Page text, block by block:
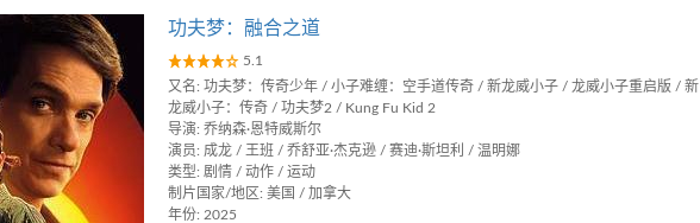
功夫梦：融合之道
5.1
又名: 功夫梦：传奇少年 / 小子难缠：空手道传奇 / 新龙威小子 / 龙威小子重启版 / 新
龙威小子：传奇 / 功夫梦2 / Kung Fu Kid 2
导演: 乔纳森·恩特威斯尔
演员: 成龙 / 王班 / 乔舒亚·杰克逊 / 赛迪·斯坦利 / 温明娜
类型: 剧情 / 动作 / 运动
制片国家/地区: 美国 / 加拿大
年份: 2025